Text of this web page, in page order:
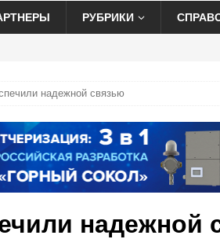
РУБРИКИ
надежной связью
надежной